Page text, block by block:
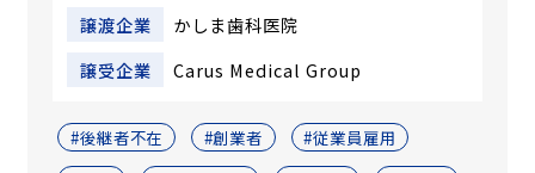
譲渡企業
かしま歯科医院
譲受企業
Carus Medical Group
#後継者不在 #創業者
#従業員雇用